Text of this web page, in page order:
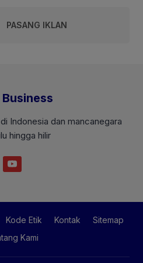
PASANG IKLAN
Indonesia dan mancanegara
hingga hilir
Kode Etik Kontak
Sitemap
Kami